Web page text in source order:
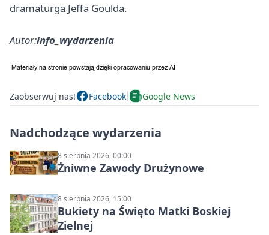
dramaturga Jeffa Goulda.
Autor:info_wydarzenia
Zaobserwuj nas! Facebook Google News
Nadchodzące wydarzenia
8 sierpnia 2026, 00:00
Żniwne Zawody Drużynowe
8 sierpnia 2026, 15:00
Bukiety na Święto Matki Boskiej
Zielnej